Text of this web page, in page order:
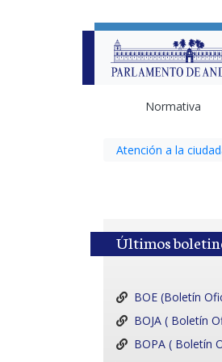
Normativa
Atención a la
Últimos
BOE (Boletín
BOJA ( Boletín
BOPA ( Boletín